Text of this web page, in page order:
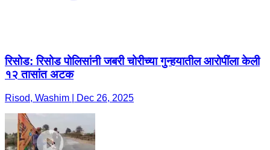
रिसोड: रिसोड पोलिसांनी जबरी चोरीच्या गुन्हयातील आरोपींला केली
१२ तासांत अटक
Risod, Washim | Dec 26, 2025